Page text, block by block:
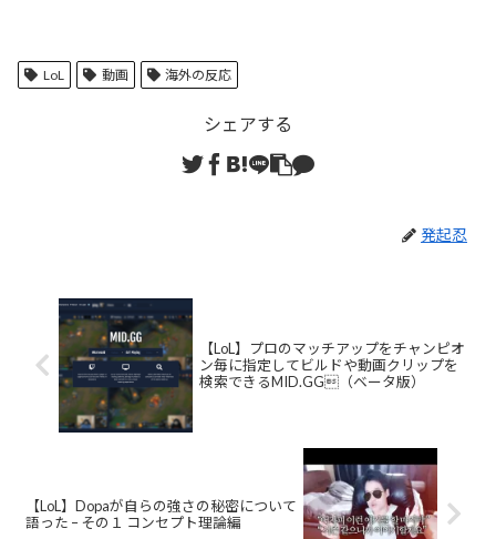
LoL 動画 海外の反応
シェアする
発起忍
【LoL】プロのマッチアップをチャンピオ
ン毎に指定してビルドや動画クリップを
検索できるMID.GG（ベータ版）
【LoL】Dopaが自らの強さの秘密について
語った – その１ コンセプト理論編